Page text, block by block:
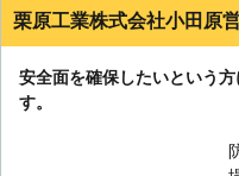
栗原工業株式会社小田原
安全面を確保したいという
す。